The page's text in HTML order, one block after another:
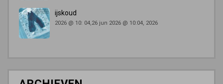
ijskoud
2026 @ 10: 04,26 jun 2026 @ 10:04, 2026